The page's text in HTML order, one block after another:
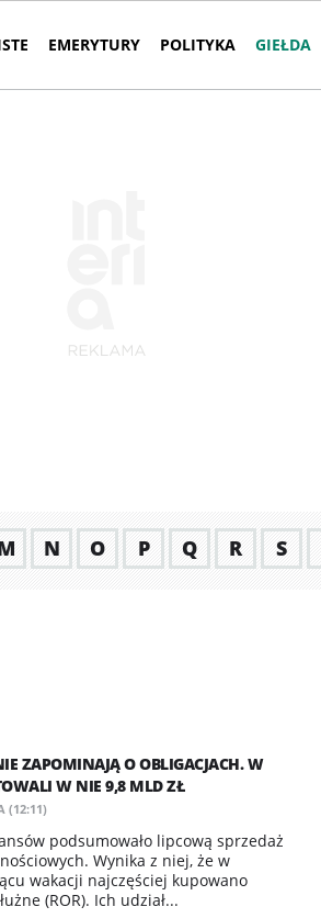
EMERYTURY POLITYKA GIEŁDA
N O P Q R S
ZAPOMINAJĄ O OBLIGACJACH. W
W NIE 9,8 MLD ZŁ
(12:11)
podsumowało lipcową sprzedaż
Wynika z niej, że w
wakacji najczęściej kupowano
(ROR). Ich udział...